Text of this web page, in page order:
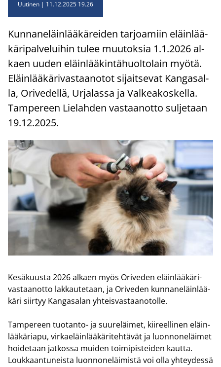
Uutinen 11.12.2025 19.26
Kun­na­ne­läin­lää­kä­rei­den tar­joa­miin eläin­lää­
kä­ri­pal­ve­lui­hin tulee muu­tok­sia 1.1.2026 al­
kaen uuden eläin­lää­kin­tä­huol­to­lain myötä.
Eläin­lää­kä­ri­vas­taa­no­tot si­jait­se­vat Kan­ga­sal­
la, Ori­ve­del­lä, Ur­ja­las­sa ja Val­kea­kos­kel­la.
Tam­pe­reen Lie­lah­den vas­taan­ot­to sul­je­taan
19.12.2025.
Ke­sä­kuus­ta 2026 al­kaen myös Ori­ve­den eläin­lää­kä­ri­
vas­taan­ot­to lak­kau­te­taan, ja Ori­ve­den kun­na­ne­läin­lää­
kä­ri siir­tyy Kan­ga­sa­lan yh­teis­vas­taa­no­tol­le.
Tam­pe­reen tuotanto-​ ja suu­re­läi­met, kii­reel­li­nen eläin­
lää­kä­ria­pu, vir­kae­läin­lää­kä­ri­teh­tä­vät ja luon­no­ne­läi­met
hoi­de­taan jat­kos­sa mui­den toi­mi­pis­tei­den kaut­ta.
Louk­kaan­tu­neis­ta luon­no­ne­läi­mis­tä voi olla yh­tey­des­sä